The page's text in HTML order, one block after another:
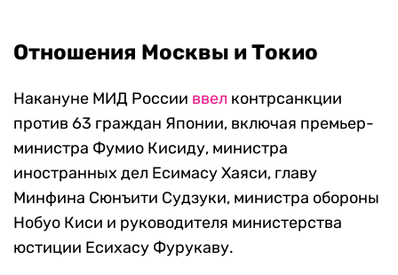
Отношения Москвы и Токио
Накануне МИД России ввел контрсанкции
против 63 граждан Японии, включая премьер-
министра Фумио Кисиду, министра
иностранных дел Есимасу Хаяси, главу
Минфина Сюнъити Судзуки, министра обороны
Нобуо Киси и руководителя министерства
юстиции Есихасу Фурукаву.